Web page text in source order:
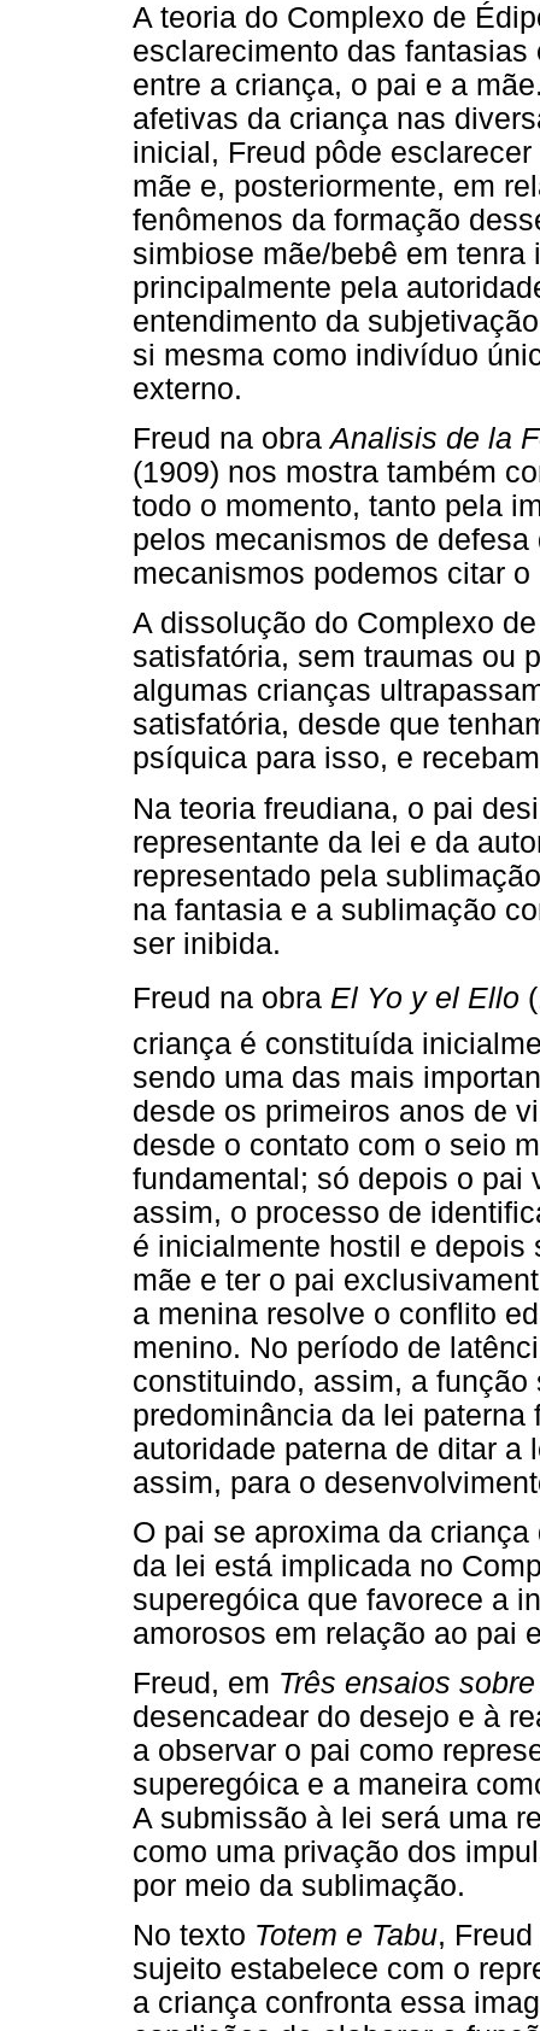
A teoria do Complexo de
esclarecimento das
entre a criança, o pai e a
afetivas da criança nas
inicial, Freud pôde
mãe e, posteriormente, em
fenômenos da formação
simbiose mãe/bebê em
principalmente pela
entendimento da
si mesma como indivíduo
externo.
Freud na obraAnalisis de la
(1909) nos mostra também
todo o momento, tanto pela
pelos mecanismos de
mecanismos podemos citar
A dissolução do Complexo
satisfatória, sem traumas ou
algumas crianças
satisfatória, desde que
psíquica para isso, e
Na teoria freudiana, o pai
representante da lei e da
representado pela
na fantasia e a sublimação
ser inibida.
Freud na obra El Yo y el Ello
criança é constituída
sendo uma das mais
desde os primeiros anos de
desde o contato com o seio
fundamental; só depois o pai
assim, o processo de
é inicialmente hostil e depois
mãe e ter o pai
a menina resolve o conflito
menino. No período de
constituindo, assim, a
predominância da lei
autoridade paterna de ditar a
assim, para o
O pai se aproxima da
da lei está implicada no
superegóica que favorece a
amorosos em relação ao pai
Freud, em Três ensaios
desencadear do desejo e à
a observar o pai como
superegóica e a maneira
A submissão à lei será uma
como uma privação dos
por meio da sublimação.
No texto Totem e Tabu,
sujeito estabelece com o
a criança confronta essa